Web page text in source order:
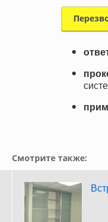
Смотрите также: